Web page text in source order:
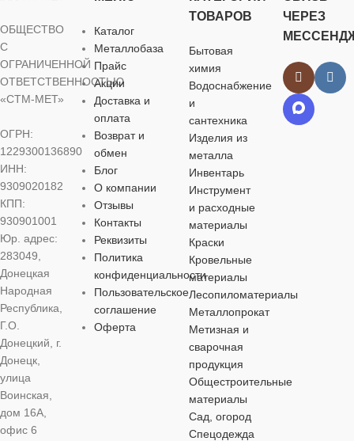
5
ДЛИНА, М
НАЗНАЧЕНИЕ
Ручная
электродуговая
сварка
ТИП ТОВАРА
МАРКА
ПОКРЫТИЕ
5
ДЛИНА, М
350 мм
НАЗНАЧЕНИЕ
Ручная
электродуговая
сварка
ТИП ТОВАРА
Электроды
ЦЧ-4
ДЛИНА, М
НАЗНАЧЕНИЕ
Наплавка
ТИП ТОВАРА
Электроды
МАРКА
ПОКРЫТИЕ
Специальное
450 мм
Электроды
ОБЩЕСТВО
С
ОГРАНИЧЕННОЙ
ОТВЕТСТВЕННОСТЬЮ
«СТМ-МЕТ»
ОГРН:
1229300136890
ИНН:
9309020182
КПП:
930901001
Юр. адрес:
283049,
Донецкая
Народная
Республика,
Г.О.
Донецкий, г.
Донецк,
улица
Воинская,
дом 16А,
офис 6
Каталог
Металлобаза
Прайс
Акции
Доставка и
оплата
Возврат и
обмен
Блог
О компании
Отзывы
Контакты
Реквизиты
Политика
конфиденциальности
Пользовательское
соглашение
Оферта
ТОВАРОВ
Бытовая
химия
Водоснабжение
и
сантехника
Изделия из
металла
Инвентарь
Инструмент
и расходные
материалы
Краски
Кровельные
материалы
Лесопиломатериалы
Металлопрокат
Метизная и
сварочная
продукция
Общестроительные
материалы
Сад, огород
Спецодежда
ЧЕРЕЗ